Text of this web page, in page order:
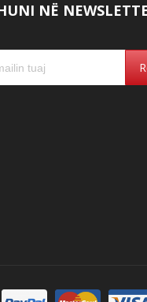
NË
FORO:195-210mm -